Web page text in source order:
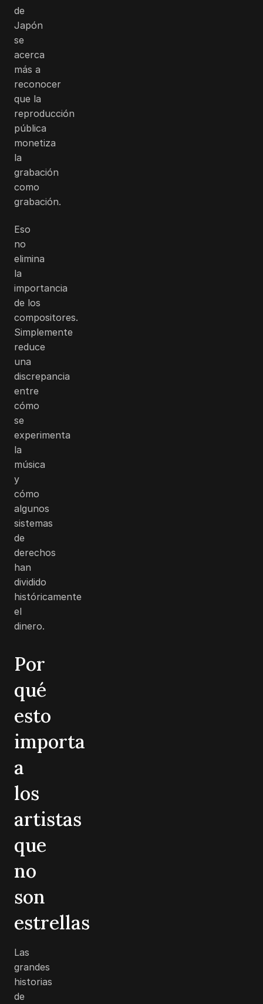
de
Japón
se
acerca
más a
reconocer
que la
reproducción
pública
monetiza
la
grabación
como
grabación.
Eso
no
elimina
la
importancia
de los
compositores.
Simplemente
reduce
una
discrepancia
entre
cómo
se
experimenta
la
música
y
cómo
algunos
sistemas
de
derechos
han
dividido
históricamente
el
dinero.
Por
qué
esto
importa
a
los
artistas
que
no
son
estrellas
Las
grandes
historias
de